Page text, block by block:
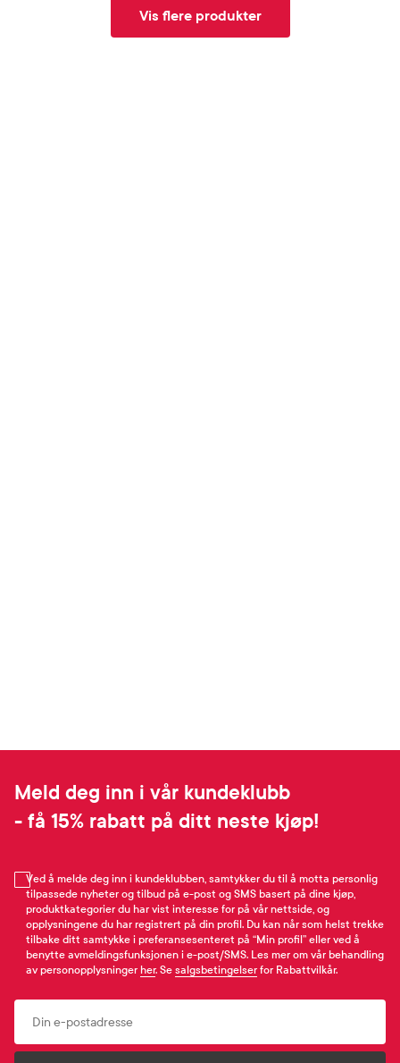
Vis flere produkter
Meld deg inn i vår kundeklubb
- få 15% rabatt på ditt neste kjøp!
Ved å melde deg inn i kundeklubben, samtykker du til å motta personlig
tilpassede nyheter og tilbud på e-post og SMS basert på dine kjøp,
produktkategorier du har vist interesse for på vår nettside, og
opplysningene du har registrert på din profil. Du kan når som helst trekke
tilbake ditt samtykke i preferansesenteret på “Min profil” eller ved å
benytte avmeldingsfunksjonen i e-post/SMS. Les mer om vår behandling
av personopplysninger her. Se salgsbetingelser for Rabattvilkår.